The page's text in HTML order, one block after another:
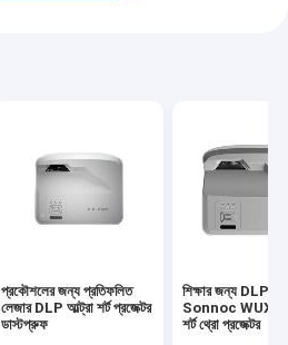
প্রকৌশলের জন্য প্রতিফলিত
লেজার DLP আল্ট্রা শর্ট প্রজেক্টর
ডাস্টপ্রুফ
শিক্ষার জন্য DLP
Sonnoc WUXGA
শর্ট থ্রো প্রজেক্টর